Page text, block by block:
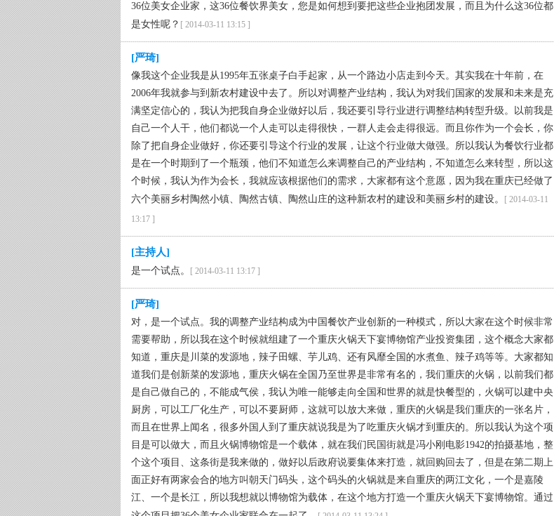
36位美女企业家，这36位餐饮界美女，您是如何想到要把这些企业抱团发展，而且为什么这36位都
是女性呢？ [ 2014-03-11 13:15 ]
[严琦]
像我这个企业我是从1995年五张桌子白手起家，从一个路边小店走到今天。其实我在十年前，在
2006年我就参与到新农村建设中去了。所以对调整产业结构，我认为对我们国家的发展和未来是充
满坚定信心的，我认为把我自身企业做好以后，我还要引导行业进行调整结构转型升级。以前我是
自己一个人干，他们都说一个人走可以走得很快，一群人走会走得很远。而且你作为一个会长，你
除了把自身企业做好，你还要引导这个行业的发展，让这个行业做大做强。所以我认为餐饮行业都
是在一个时期到了一个瓶颈，他们不知道怎么来调整自己的产业结构，不知道怎么来转型，所以这
个时候，我认为作为会长，我就应该根据他们的需求，大家都有这个意愿，因为我在重庆已经做了
六个美丽乡村陶然小镇、陶然古镇、陶然山庄的这种新农村的建设和美丽乡村的建设。
[ 2014-03-11
13:17 ]
[主持人]
是一个试点。 [ 2014-03-11 13:17 ]
[严琦]
对，是一个试点。我的调整产业结构成为中国餐饮产业创新的一种模式，所以大家在这个时候非常
需要帮助，所以我在这个时候就组建了一个重庆火锅天下宴博物馆产业投资集团，这个概念大家都
知道，重庆是川菜的发源地，辣子田螺、芋儿鸡、还有风靡全国的水煮鱼、辣子鸡等等。大家都知
道我们是创新菜的发源地，重庆火锅在全国乃至世界是非常有名的，我们重庆的火锅，以前我们都
是自己做自己的，不能成气侯，我认为唯一能够走向全国和世界的就是快餐型的，火锅可以建中央
厨房，可以工厂化生产，可以不要厨师，这就可以放大来做，重庆的火锅是我们重庆的一张名片，
而且在世界上闻名，很多外国人到了重庆就说我是为了吃重庆火锅才到重庆的。所以我认为这个项
目是可以做大，而且火锅博物馆是一个载体，就在我们民国街就是冯小刚电影1942的拍摄基地，整
个这个项目、这条街是我来做的，做好以后政府说要集体来打造，就回购回去了，但是在第二期上
面正好有两家会合的地方叫朝天门码头，这个码头的火锅就是来自重庆的两江文化，一个是嘉陵
江、一个是长江，所以我想就以博物馆为载体，在这个地方打造一个重庆火锅天下宴博物馆。通过